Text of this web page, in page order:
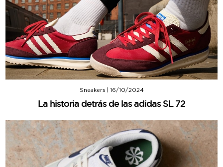
Sneakers 16/10/2024
La historia detrás de las adidas SL 72